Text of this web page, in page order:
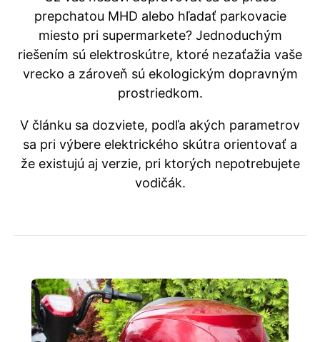
prepchatou MHD alebo hľadať parkovacie
miesto pri supermarkete? Jednoduchým
riešením sú elektroskútre, ktoré nezaťažia vaše
vrecko a zároveň sú ekologickým dopravným
prostriedkom.
V článku sa dozviete, podľa akých parametrov
sa pri výbere elektrického skútra orientovať a
že existujú aj verzie, pri ktorých nepotrebujete
vodičák.